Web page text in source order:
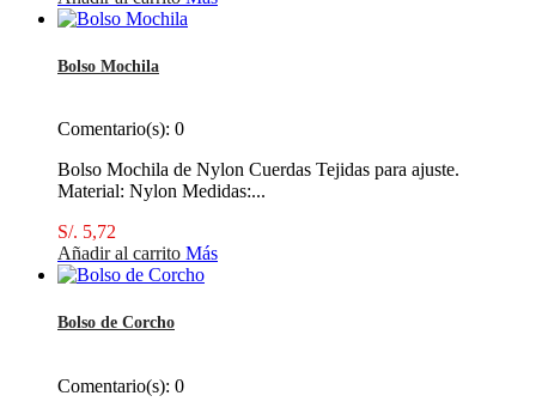
Bolso Mochila
Comentario(s): 0
Bolso Mochila de Nylon Cuerdas Tejidas para ajuste.
Material: Nylon Medidas:...
S/. 5,72
Añadir al carrito Más
Bolso de Corcho
Comentario(s): 0